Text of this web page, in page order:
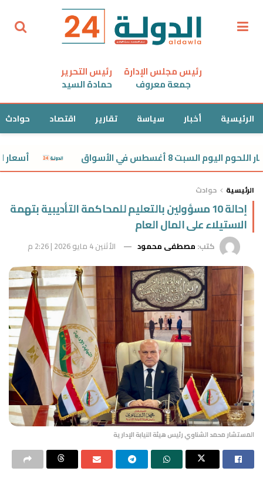
رئيس مجلس الإدارة
جمعة معروف
رئيس التحرير
حمادة السيد
الرئيسية أخبار سياسة تقارير اقتصاد حوادث
السبت 8 أغسطس في الأسواق أسعار الفراخ البيضاء
الرئيسية حوادث
إحالة 10 مسؤولين بالتعليم للمحاكمة التأديبية بتهمة
الاستيلاء على المال العام
كتب: مصطفى محمود الأثنين 4 مايو 2026 | 2:26 م
المستشار محمد الشناوي رئيس هيئة النيابة الإدارية